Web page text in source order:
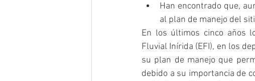
Han encontrado que,
al plan de manejo del
En los últimos cinco años
Fluvial Inírida (EFI), en los
su plan de manejo que
debido a su importancia de